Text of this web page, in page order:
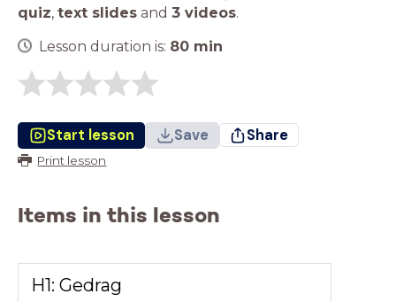
quiz, text slides and 3 videos.
Lesson duration is: 80 min
Start lesson Save Share
Print lesson
Items in this lesson
H1: Gedrag